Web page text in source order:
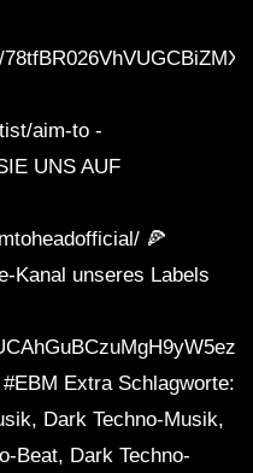
aim-to -
UNS AUF
🍕
Kanal unseres Labels
Extra Schlagworte:
Dark Techno-Musik,
Beat, Dark Techno-